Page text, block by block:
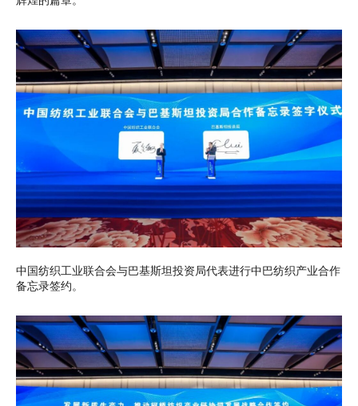
中国纺织工业联合会与巴基斯坦投资局代表进行中巴纺织产业合作
备忘录签约。